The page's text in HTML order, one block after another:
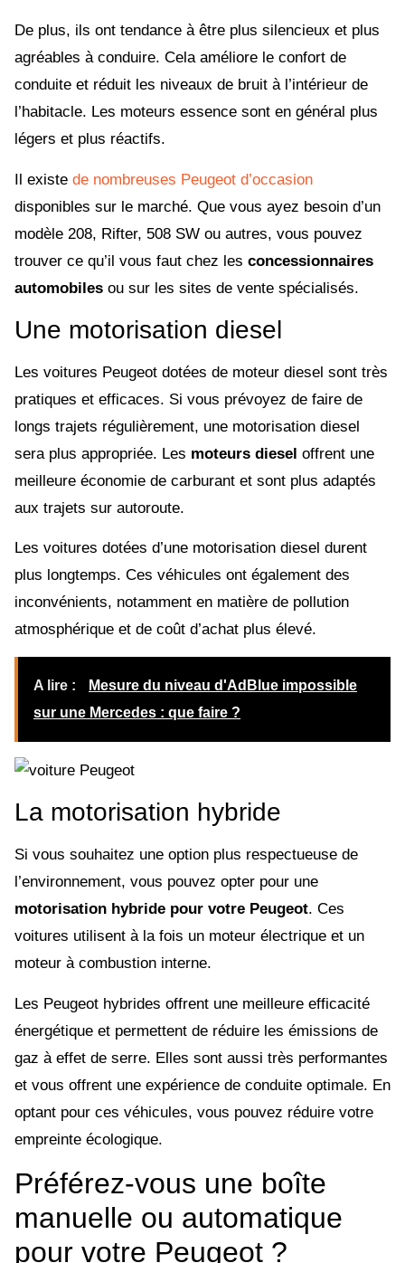
De plus, ils ont tendance à être plus silencieux et plus
agréables à conduire. Cela améliore le confort de
conduite et réduit les niveaux de bruit à l’intérieur de
l’habitacle. Les moteurs essence sont en général plus
légers et plus réactifs.
Il existe de nombreuses Peugeot d’occasion
disponibles sur le marché. Que vous ayez besoin d’un
modèle 208, Rifter, 508 SW ou autres, vous pouvez
trouver ce qu’il vous faut chez les concessionnaires
automobiles ou sur les sites de vente spécialisés.
Une motorisation diesel
Les voitures Peugeot dotées de moteur diesel sont très
pratiques et efficaces. Si vous prévoyez de faire de
longs trajets régulièrement, une motorisation diesel
sera plus appropriée. Les moteurs diesel offrent une
meilleure économie de carburant et sont plus adaptés
aux trajets sur autoroute.
Les voitures dotées d’une motorisation diesel durent
plus longtemps. Ces véhicules ont également des
inconvénients, notamment en matière de pollution
atmosphérique et de coût d’achat plus élevé.
A lire :
Mesure du niveau d'AdBlue impossible
sur une Mercedes : que faire ?
La motorisation hybride
Si vous souhaitez une option plus respectueuse de
l’environnement, vous pouvez opter pour une
motorisation hybride pour votre Peugeot. Ces
voitures utilisent à la fois un moteur électrique et un
moteur à combustion interne.
Les Peugeot hybrides offrent une meilleure efficacité
énergétique et permettent de réduire les émissions de
gaz à effet de serre. Elles sont aussi très performantes
et vous offrent une expérience de conduite optimale. En
optant pour ces véhicules, vous pouvez réduire votre
empreinte écologique.
Préférez-vous une boîte
manuelle ou automatique
pour votre Peugeot ?